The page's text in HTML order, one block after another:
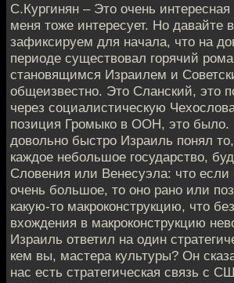
С.Кургинян – Это очень
меня тоже интересует. Но давайте
зафиксируем для начала, что на
периоде существовал горячий
становящимся Израилем и
общеизвестно. Это Сланский, это
через социалистическую
позиция Громыко в ООН, это было.
довольно быстро Израиль понял
каждое небольшое государство,
Словения или Венесуэла: что если
очень большое, то оно рано или
какую-то макроконструкцию, что
вхождения в макроконструкцию
Израиль ответил на один
кем вы, мастера культуры? Он
нас есть стратегическая связь с